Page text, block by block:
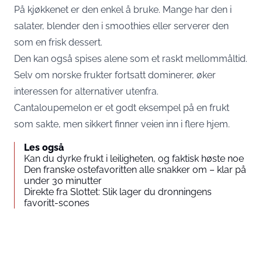
På kjøkkenet er den enkel å bruke. Mange har den i
salater, blender den i smoothies eller serverer den
som en frisk dessert.
Den kan også spises alene som et raskt mellommåltid.
Selv om norske frukter fortsatt dominerer, øker
interessen for alternativer utenfra.
Cantaloupemelon er et godt eksempel på en frukt
som sakte, men sikkert finner veien inn i flere hjem.
Les også
Kan du dyrke frukt i leiligheten, og faktisk høste noe
Den franske ostefavoritten alle snakker om – klar på
under 30 minutter
Direkte fra Slottet: Slik lager du dronningens
favoritt-scones